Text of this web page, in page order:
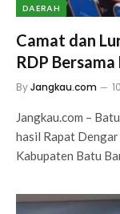
DAERAH
Camat dan
RDP
ByJangkau.com
Jangkau.com –
hasil Rapat
Kabupaten Batu